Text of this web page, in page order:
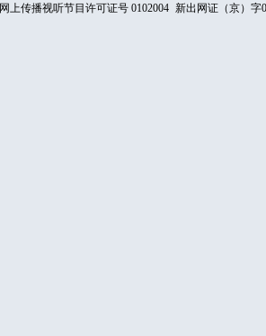
网上传播视听节目许可证号 0102004 新出网证（京）